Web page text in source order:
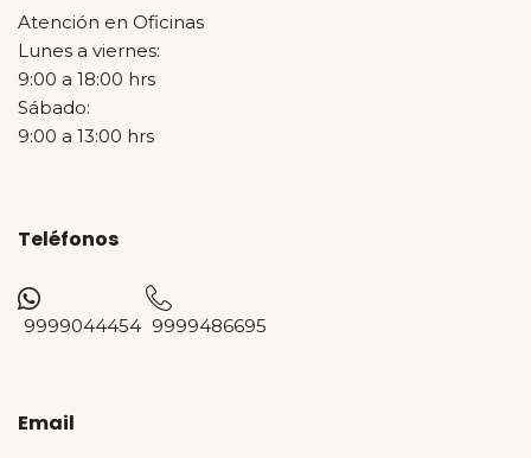
Atención en Oficinas
Lunes a viernes:
9:00 a 18:00 hrs
Sábado:
9:00 a 13:00 hrs
Teléfonos
9999044454 9999486695
Email